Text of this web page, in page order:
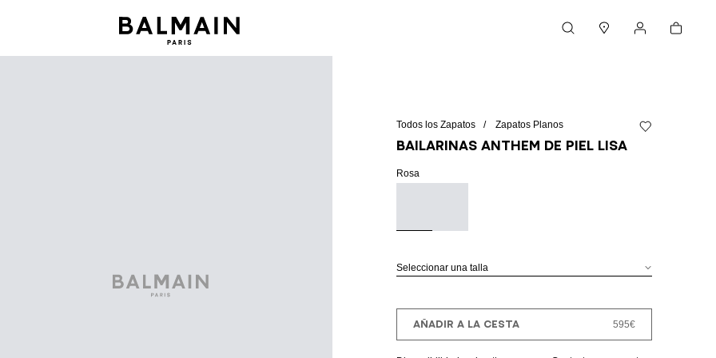
Cesta
Todos los Zapatos Zapatos Planos
Bailarinas Anthem de piel lisa
Rosa
Seleccionar una talla
AÑADIR A LA CESTA 595€